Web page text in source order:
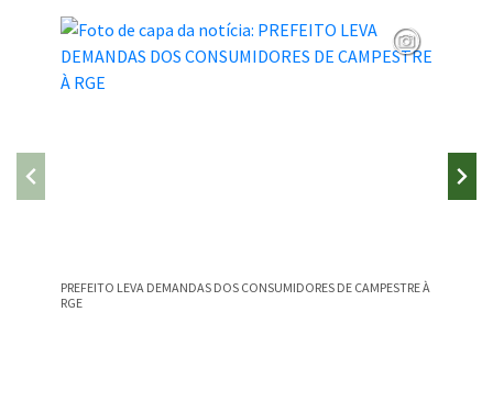
PREFEITO LEVA DEMANDAS DOS CONSUMIDORES DE CAMPESTRE À
RGE